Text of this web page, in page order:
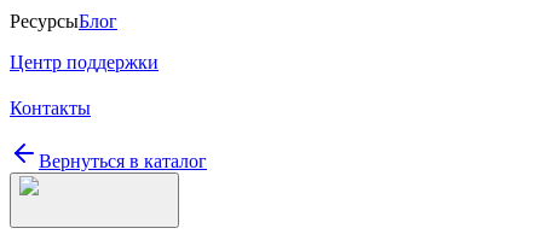
РесурсыБлог
Центр поддержки
Контакты
Вернуться в каталог